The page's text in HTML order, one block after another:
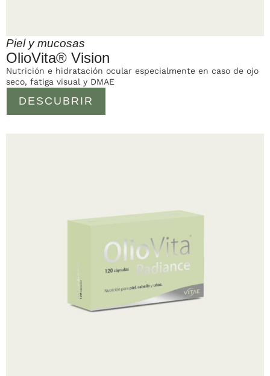
Piel y mucosas
OlioVita® Vision
DESCUBRIR
Nutrición e hidratación ocular especialmente en caso de ojo
seco, fatiga visual y DMAE